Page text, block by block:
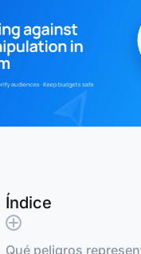
Índice
Qué peligros